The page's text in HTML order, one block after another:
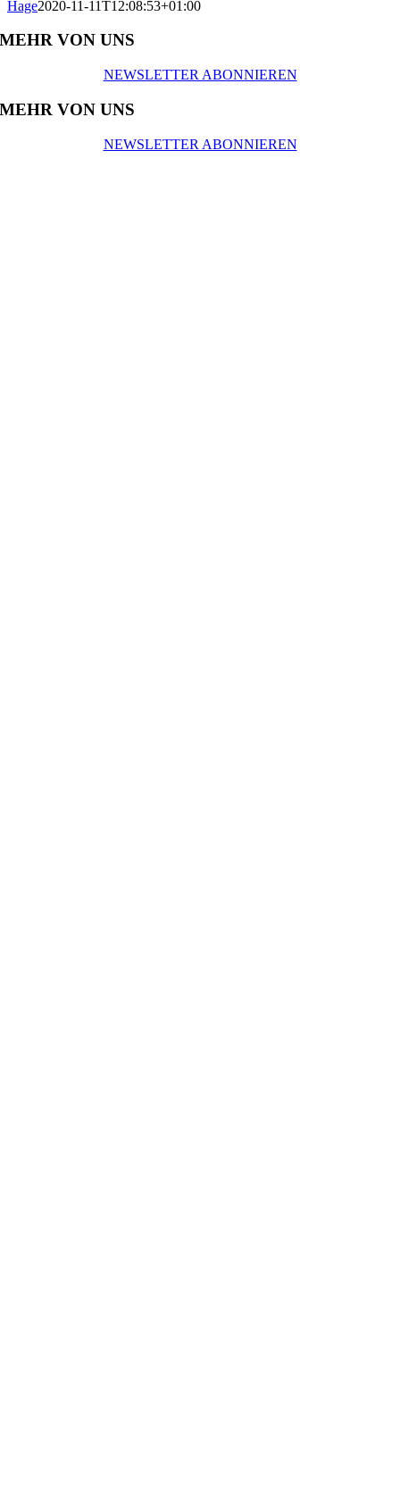
Hage2020-11-11T12:08:53+01:00
MEHR VON UNS
NEWSLETTER ABONNIEREN
MEHR VON UNS
NEWSLETTER ABONNIEREN